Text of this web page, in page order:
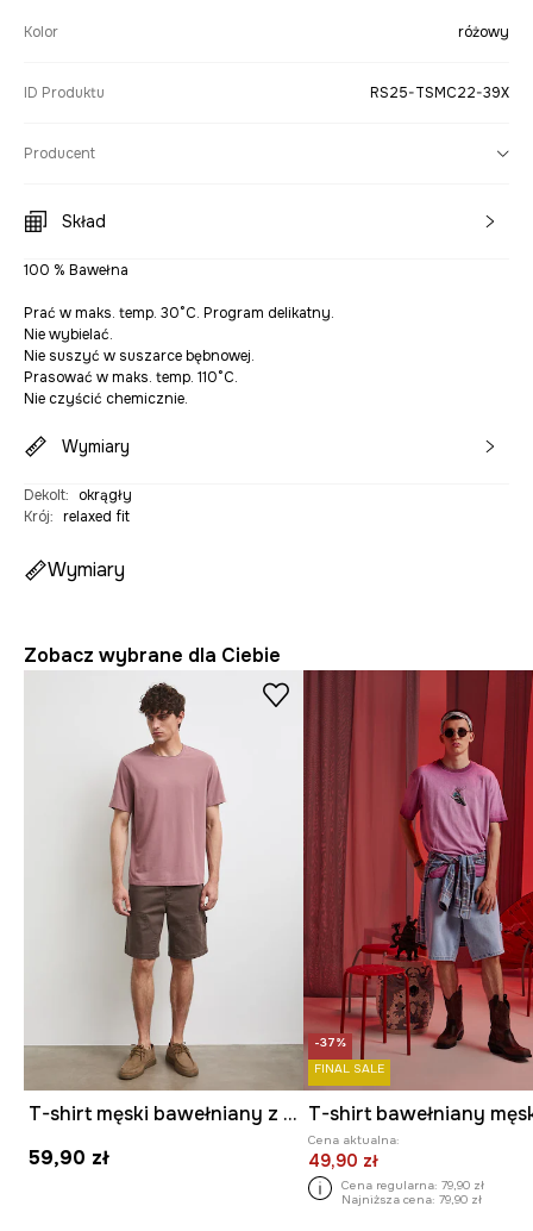
Kolor różowy
ID Produktu RS25-TSMC22-39X
Producent
Skład
100 % Bawełna
Prać w maks. temp. 30°C. Program delikatny.
Nie wybielać.
Nie suszyć w suszarce bębnowej.
Prasować w maks. temp. 110°C.
Nie czyścić chemicznie.
Wymiary
Dekolt:
okrągły
Krój: relaxed fit
Wymiary
Zobacz wybrane dla Ciebie
T-shirt męski bawełniany z elastanem gładki
59,90 zł
-37%
FINAL SALE
Cena aktualna:
49,90 zł
Cena regularna: 79,90 zł
Najniższa cena: 79,90 zł